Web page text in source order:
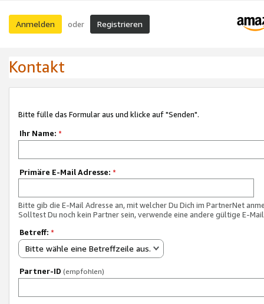
Anmelden oder Registrieren
Kontakt
Bitte fülle das Formular aus und klicke auf "Senden".
Ihr Name: *
Primäre E-Mail Adresse: *
Bitte gib die E-Mail Adresse an, mit welcher Du Dich im PartnerNet
Solltest Du noch kein Partner sein, verwende eine andere gültige E-
Betreff: *
Bitte wähle eine Betreffzeile aus.
Partner-ID (empfohlen)